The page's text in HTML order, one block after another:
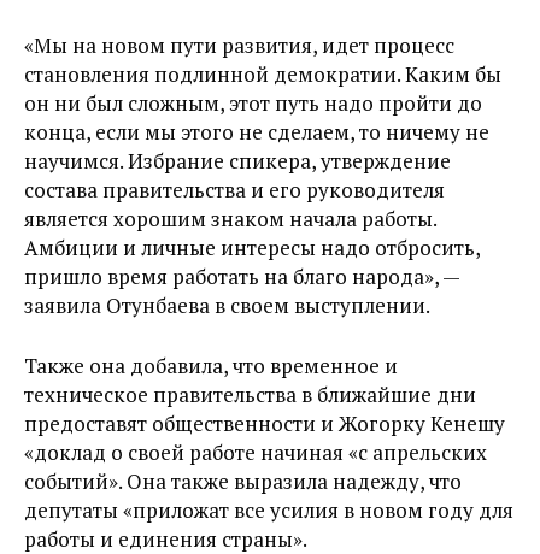
«Мы на новом пути развития, идет процесс
становления подлинной демократии. Каким бы
он ни был сложным, этот путь надо пройти до
конца, если мы этого не сделаем, то ничему не
научимся. Избрание спикера, утверждение
состава правительства и его руководителя
является хорошим знаком начала работы.
Амбиции и личные интересы надо отбросить,
пришло время работать на благо народа», —
заявила Отунбаева в своем выступлении.
Также она добавила, что временное и
техническое правительства в ближайшие дни
предоставят общественности и Жогорку Кенешу
«доклад о своей работе начиная «с апрельских
событий». Она также выразила надежду, что
депутаты «приложат все усилия в новом году для
работы и единения страны».